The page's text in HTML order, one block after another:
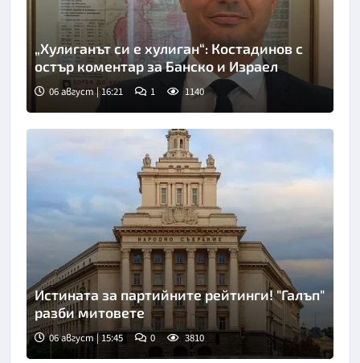
„Хулиганът си е хулиган“: Костадинов с
остър коментар за Банско и Израел
06 август | 16:21 1 1140
Истината за партийните рейтинги! "Галъп"
разби митовете
06 август | 15:45 0 3810